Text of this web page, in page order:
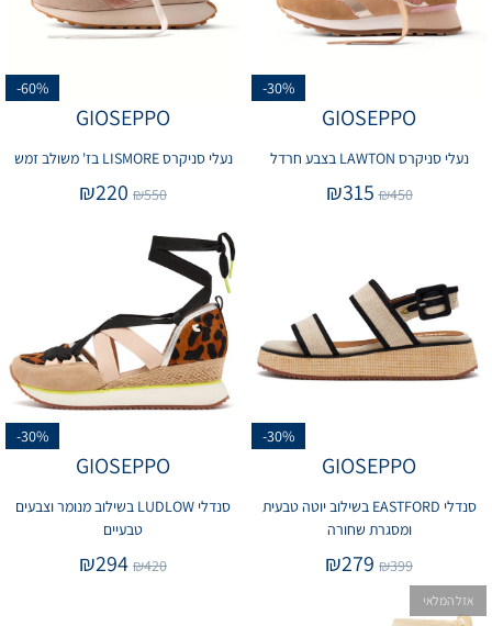
-30%
GIOSEPPO
נעלי סניקרס LAWTON בצבע חרדל
₪450
₪315
-60%
GIOSEPPO
נעלי סניקרס LISMORE בז' משולב זמש
₪550
₪220
-30%
GIOSEPPO
סנדלי EASTFORD בשילוב יוטה טבעית
ומסגרת שחורה
₪399
₪279
-30%
GIOSEPPO
סנדלי LUDLOW בשילוב מנומר וצבעים
טבעיים
₪420
₪294
אזל המלאי